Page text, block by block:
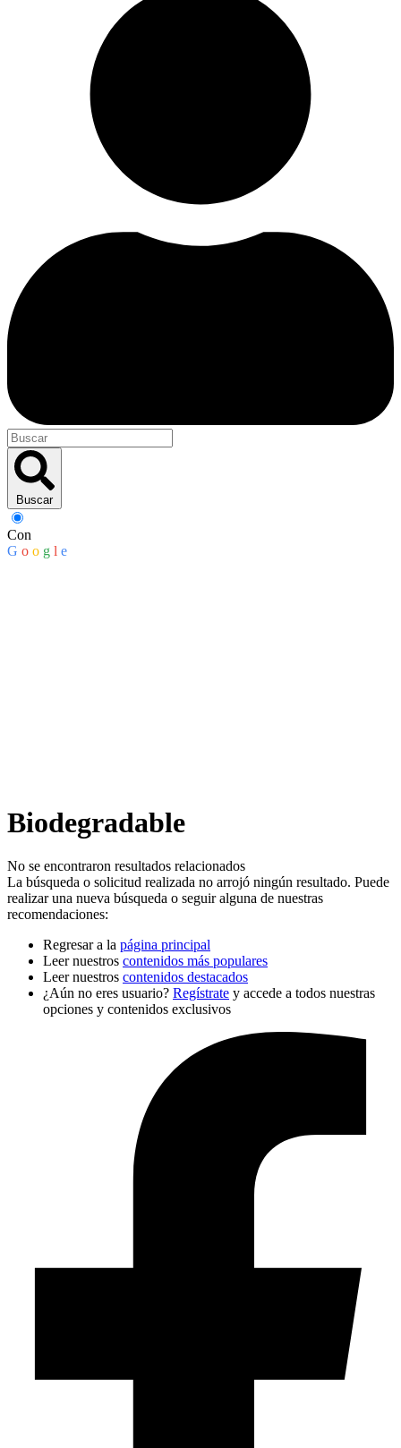
Buscar
Con
G o o g l e
Biodegradable
No se encontraron resultados relacionados
La búsqueda o solicitud realizada no arrojó ningún resultado. Puede
realizar una nueva búsqueda o seguir alguna de nuestras
recomendaciones:
Regresar a la página principal
Leer nuestros contenidos más populares
Leer nuestros contenidos destacados
¿Aún no eres usuario? Regístrate y accede a todos nuestras
opciones y contenidos exclusivos